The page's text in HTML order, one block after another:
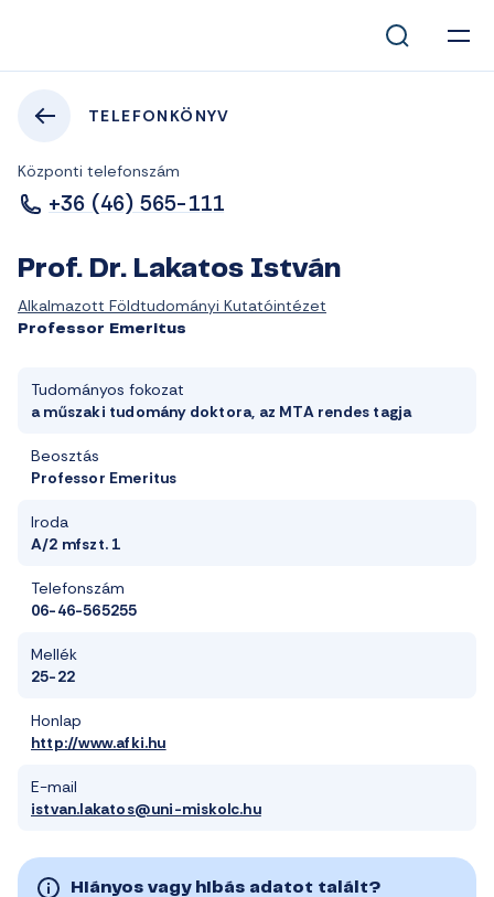
TELEFONKÖNYV
Központi telefonszám
+36 (46) 565-111
Prof. Dr. Lakatos István
Alkalmazott Földtudományi Kutatóintézet
Professor Emeritus
Tudományos fokozat
a műszaki tudomány doktora, az MTA rendes tagja
Beosztás
Professor Emeritus
Iroda
A/2 mfszt. 1
Telefonszám
06-46-565255
Mellék
25-22
Honlap
http://www.afki.hu
E-mail
istvan.lakatos@uni-miskolc.hu
Hiányos vagy hibás adatot talált?